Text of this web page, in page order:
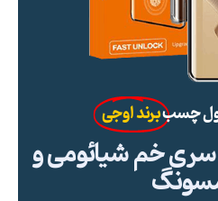
چسببرند اوجی
خم شیائومی و